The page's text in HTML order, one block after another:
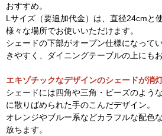
おすすめ。
Lサイズ（要追加代金）は、直径24cmと
様々な場所でお使いいただけます。
シェードの下部がオープン仕様になって
きやすく、ダイニングテーブルの上にも
エキゾチックなデザインのシェードが消
シェードには四角や三角・ビーズのよう
に散りばめられた手のこんだデザイン。
オレンジやブルー系などカラフルな配色
放ちます。